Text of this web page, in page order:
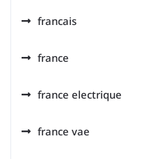
francais
france
france electrique
france vae